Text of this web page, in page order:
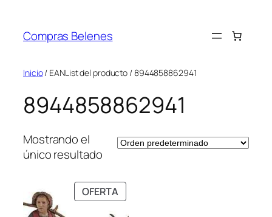
contenido
Compras Belenes
Inicio/ EANList del producto / 8944858862941
8944858862941
Mostrando el
único resultado
OFERTA
EN